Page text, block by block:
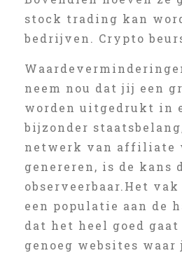
stock trading kan
bedrijven. Crypto
neem nou dat jij een
worden uitgedrukt in
bijzonder
netwerk van affiliate
genereren, is de
observeerbaar.Het
een populatie aan de
dat het heel goed
genoeg websites